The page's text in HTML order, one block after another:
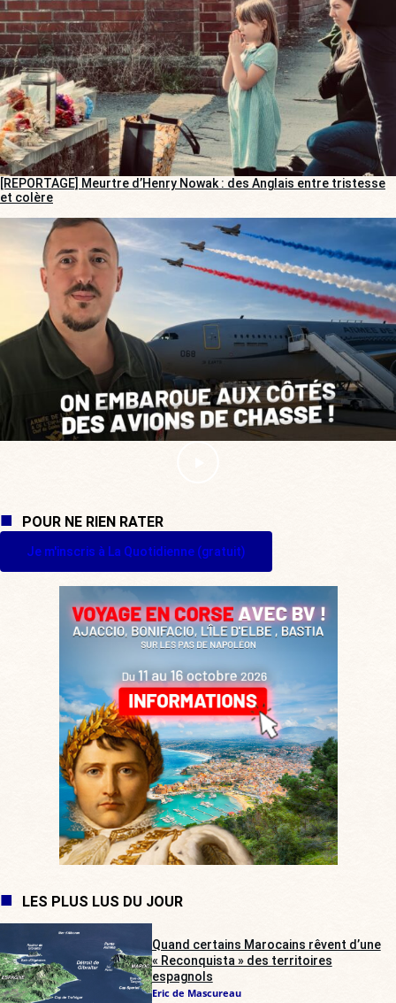
[REPORTAGE] Meurtre d’Henry Nowak : des Anglais entre tristesse
et colère
POUR NE RIEN RATER
Je m'inscris à La Quotidienne (gratuit)
LES PLUS LUS DU JOUR
Quand certains Marocains rêvent d’une
« Reconquista » des territoires
espagnols
Eric de Mascureau